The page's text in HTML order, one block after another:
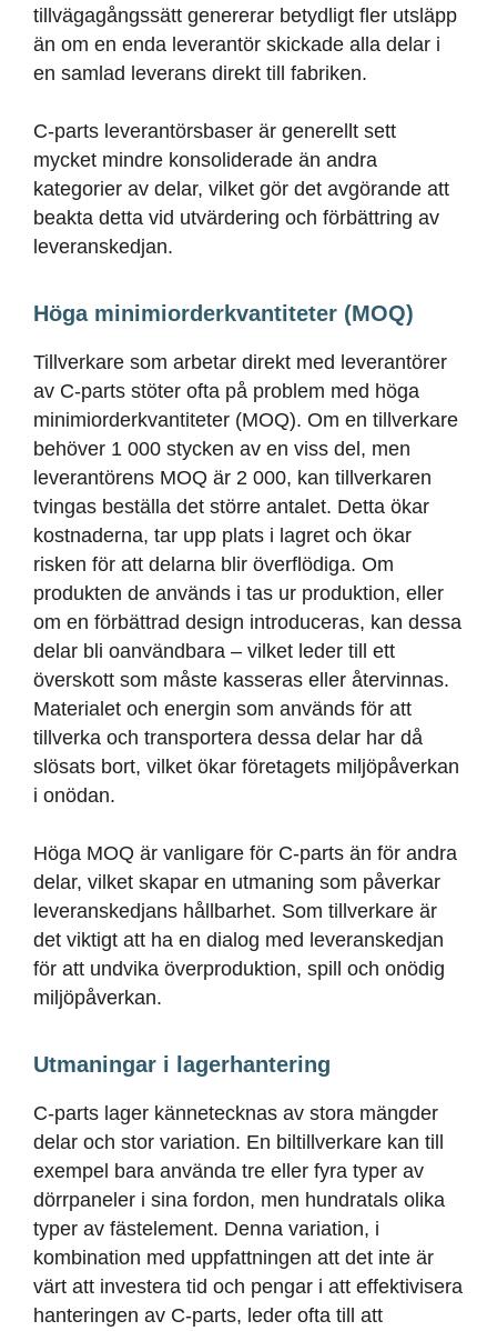
tillvägagångssätt genererar betydligt fler utsläpp
än om en enda leverantör skickade alla delar i
en samlad leverans direkt till fabriken.
C-parts leverantörsbaser är generellt sett
mycket mindre konsoliderade än andra
kategorier av delar, vilket gör det avgörande att
beakta detta vid utvärdering och förbättring av
leveranskedjan.
Höga minimiorderkvantiteter (MOQ)
Tillverkare som arbetar direkt med leverantörer
av C-parts stöter ofta på problem med höga
minimiorderkvantiteter (MOQ). Om en tillverkare
behöver 1 000 stycken av en viss del, men
leverantörens MOQ är 2 000, kan tillverkaren
tvingas beställa det större antalet. Detta ökar
kostnaderna, tar upp plats i lagret och ökar
risken för att delarna blir överflödiga. Om
produkten de används i tas ur produktion, eller
om en förbättrad design introduceras, kan dessa
delar bli oanvändbara – vilket leder till ett
överskott som måste kasseras eller återvinnas.
Materialet och energin som används för att
tillverka och transportera dessa delar har då
slösats bort, vilket ökar företagets miljöpåverkan
i onödan.
Höga MOQ är vanligare för C-parts än för andra
delar, vilket skapar en utmaning som påverkar
leveranskedjans hållbarhet. Som tillverkare är
det viktigt att ha en dialog med leveranskedjan
för att undvika överproduktion, spill och onödig
miljöpåverkan.
Utmaningar i lagerhantering
C-parts lager kännetecknas av stora mängder
delar och stor variation. En biltillverkare kan till
exempel bara använda tre eller fyra typer av
dörrpaneler i sina fordon, men hundratals olika
typer av fästelement. Denna variation, i
kombination med uppfattningen att det inte är
värt att investera tid och pengar i att effektivisera
hanteringen av C-parts, leder ofta till att